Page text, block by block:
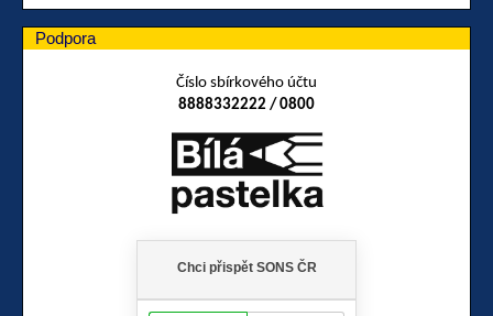
Podpora
Číslo sbírkového účtu
8888332222 / 0800